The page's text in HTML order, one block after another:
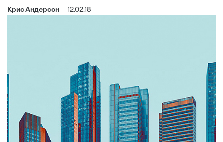
Крис Андерсон 12.02.18